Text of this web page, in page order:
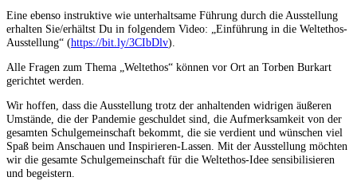
Eine ebenso instruktive wie unterhaltsame Führung durch die Ausstellung
erhalten Sie/erhältst Du in folgendem Video: „Einführung in die Weltethos-
Ausstellung“ (https://bit.ly/3CIbDlv).
Alle Fragen zum Thema „Weltethos“ können vor Ort an Torben Burkart
gerichtet werden.
Wir hoffen, dass die Ausstellung trotz der anhaltenden widrigen äußeren
Umstände, die der Pandemie geschuldet sind, die Aufmerksamkeit von der
gesamten Schulgemeinschaft bekommt, die sie verdient und wünschen viel
Spaß beim Anschauen und Inspirieren-Lassen. Mit der Ausstellung möchten
wir die gesamte Schulgemeinschaft für die Weltethos-Idee sensibilisieren
und begeistern.